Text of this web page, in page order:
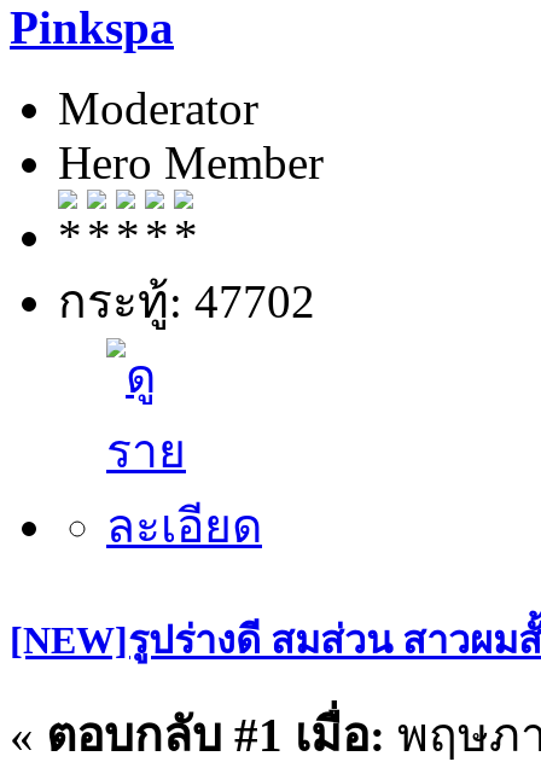
Pinkspa
Moderator
Hero Member
กระทู้: 47702
[NEW]รูปร่างดี สมส่วน สาวผม
« ตอบกลับ #1 เมื่อ: พฤษภา